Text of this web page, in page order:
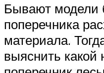
Бывают модели
поперечника
материала.
выяснить